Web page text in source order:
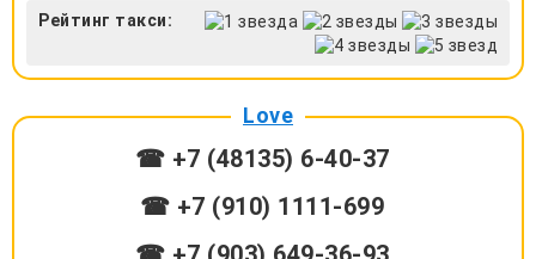
Рейтинг такси:
Love
☎ +7 (48135) 6-40-37
☎ +7 (910) 1111-699